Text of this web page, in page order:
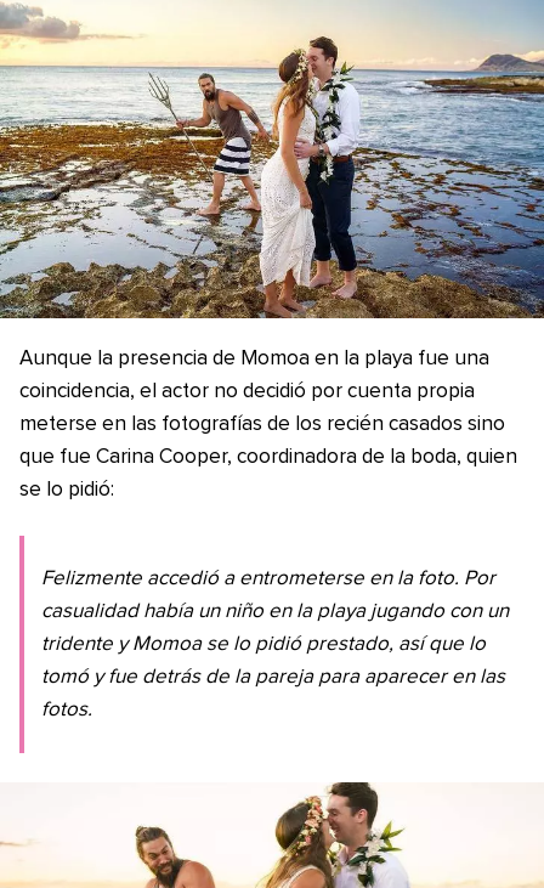
Aunque la presencia de Momoa en la playa fue una
coincidencia, el actor no decidió por cuenta propia
meterse en las fotografías de los recién casados sino
que fue Carina Cooper, coordinadora de la boda, quien
se lo pidió:
Felizmente accedió a entrometerse en la foto. Por
casualidad había un niño en la playa jugando con un
tridente y Momoa se lo pidió prestado, así que lo
tomó y fue detrás de la pareja para aparecer en las
fotos.